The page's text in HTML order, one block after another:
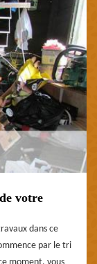
votre
dans ce
par le tri
moment, vous